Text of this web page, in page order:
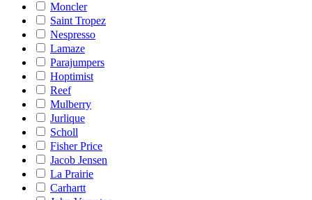
Moncler
Saint Tropez
Nespresso
Lamaze
Parajumpers
Hoptimist
Reef
Mulberry
Jurlique
Scholl
Fisher Price
Jacob Jensen
La Prairie
Carhartt